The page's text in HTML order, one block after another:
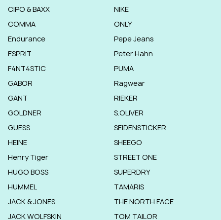
CIPO & BAXX
COMMA
Endurance
ESPRIT
F4NT4STIC
GABOR
GANT
GOLDNER
GUESS
HEINE
Henry Tiger
HUGO BOSS
HUMMEL
JACK & JONES
JACK WOLFSKIN
NIKE
ONLY
Pepe Jeans
Peter Hahn
PUMA
Ragwear
RIEKER
S.OLIVER
SEIDENSTICKER
SHEEGO
STREET ONE
SUPERDRY
TAMARIS
THE NORTH FACE
TOM TAILOR